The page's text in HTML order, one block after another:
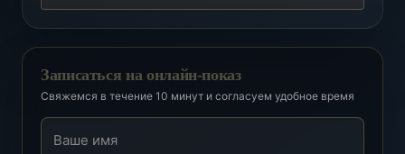
Записаться на онлайн-показ
Свяжемся в течение 10 минут и согласуем удобное время
Ваше имя